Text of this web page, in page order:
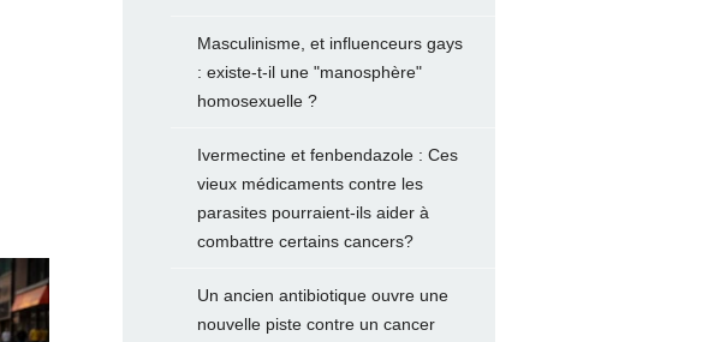
Masculinisme, et influenceurs gays
: existe-t-il une "manosphère"
homosexuelle ?
Ivermectine et fenbendazole : Ces
vieux médicaments contre les
parasites pourraient-ils aider à
combattre certains cancers?
Un ancien antibiotique ouvre une
nouvelle piste contre un cancer